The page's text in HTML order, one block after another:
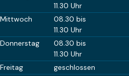
11.30 Uhr
Mittwoch
08.30 bis
11.30 Uhr
Donnerstag
08.30 bis
11.30 Uhr
Freitag geschlossen